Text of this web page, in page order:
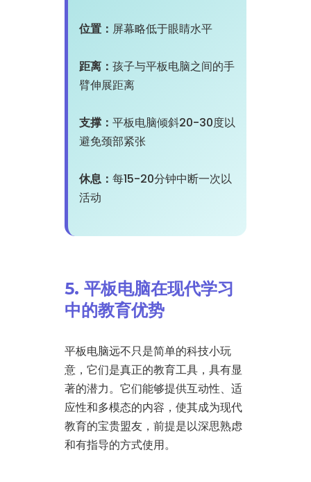
位置： 屏幕略低于眼睛水平
距离： 孩子与平板电脑之间的手
臂伸展距离
支撑： 平板电脑倾斜20-30度以
避免颈部紧张
休息： 每15-20分钟中断一次以
活动
5. 平板电脑在现代学习
中的教育优势
平板电脑远不只是简单的科技小玩
意，它们是真正的教育工具，具有显
著的潜力。它们能够提供互动性、适
应性和多模态的内容，使其成为现代
教育的宝贵盟友，前提是以深思熟虑
和有指导的方式使用。